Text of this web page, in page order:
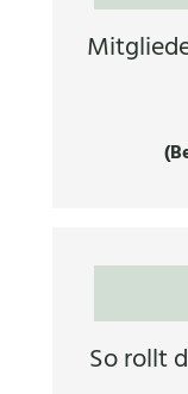
So rollt